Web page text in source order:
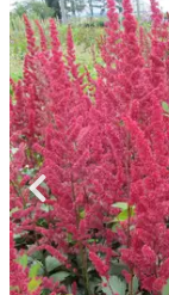
Zum vorigen Bild